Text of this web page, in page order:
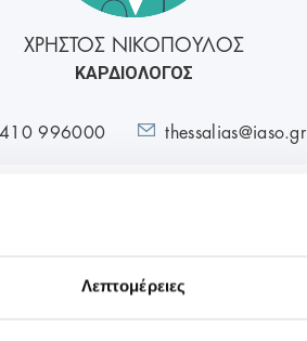
Λεπτομέρειες
ΧΡΗΣΤΟΣ ΝΙΚΟΠΟΥΛΟΣ
ΚΑΡΔΙΟΛΟΓΟΣ
996000 thessalias@iaso.gr